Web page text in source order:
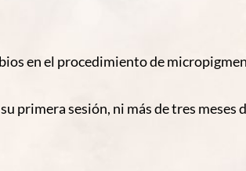
en el procedimiento de
primera sesión, ni más de tres meses